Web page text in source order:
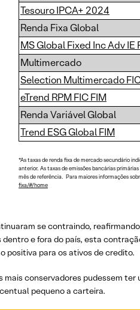
Tesouro IPCA+ 2024
Renda Fixa Global
MS Global Fixed Inc Adv
Multimercado
Selection Multimercado
eTrend RPM FIC FIM
Renda Variável Global
Trend ESG Global FIM
*As taxas de renda fixa de mercado secundário
anterior. As taxas de emissões bancárias
mês de referência. Para maiores informações
fixa/#/home
se contraindo,
e fora do país, esta
positiva para os ativos de credito.
conservadores pudessem
pequeno a carteira.